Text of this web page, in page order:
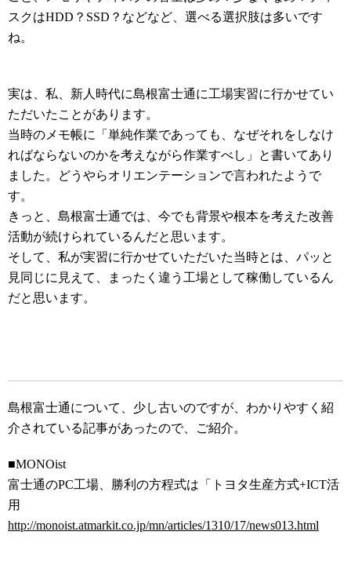
スクはHDD？SSD？などなど、選べる選択肢は多いです
ね。
実は、私、新人時代に島根富士通に工場実習に行かせてい
ただいたことがあります。
当時のメモ帳に「単純作業であっても、なぜそれをしなけ
ればならないのかを考えながら作業すべし」と書いてあり
ました。どうやらオリエンテーションで言われたようで
す。
きっと、島根富士通では、今でも背景や根本を考えた改善
活動が続けられているんだと思います。
そして、私が実習に行かせていただいた当時とは、パッと
見同じに見えて、まったく違う工場として稼働しているん
だと思います。
島根富士通について、少し古いのですが、わかりやすく紹
介されている記事があったので、ご紹介。
■MONOist
富士通のPC工場、勝利の方程式は「トヨタ生産方式+ICT活
用
http://monoist.atmarkit.co.jp/mn/articles/1310/17/news013.html